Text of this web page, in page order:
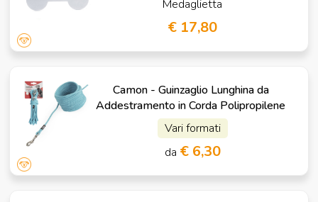
Medaglietta
€ 17,80
Camon - Guinzaglio Lunghina da
Addestramento in Corda Polipropilene
Vari formati
da € 6,30